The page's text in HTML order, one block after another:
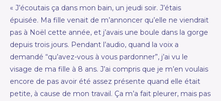
« J’écoutais ça dans mon bain, un jeudi soir. J’étais
épuisée. Ma fille venait de m’annoncer qu’elle ne viendrait
pas à Noël cette année, et j’avais une boule dans la gorge
depuis trois jours. Pendant l’audio, quand la voix a
demandé “qu’avez-vous à vous pardonner”, j’ai vu le
visage de ma fille à 8 ans. J’ai compris que je m’en voulais
encore de pas avoir été assez présente quand elle était
petite, à cause de mon travail. Ça m’a fait pleurer, mais pas